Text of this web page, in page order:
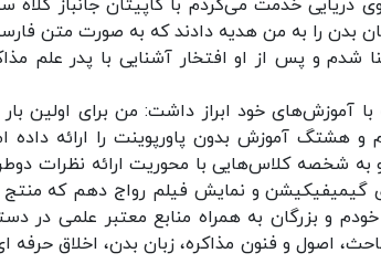
دریایی خدمت می‌کردم با کاپیتان جانباز کلاه
بدن را به من هدیه دادند که به صورت متن
شدم و پس از او افتخار آشنایی با پدر علم
با آموزش‌های خود ابراز داشت: من برای اولین
و هشتگ آموزش بدون پاورپوینت را ارائه
شخصه کلاس‌هایی با محوریت ارائه نظرات
و نمایش فیلم رواج دهم که منتج
و بزرگان به همراه منابع معتبر علمی در
اصول و فنون مذاکره، زبان بدن، اخلاق حرفه